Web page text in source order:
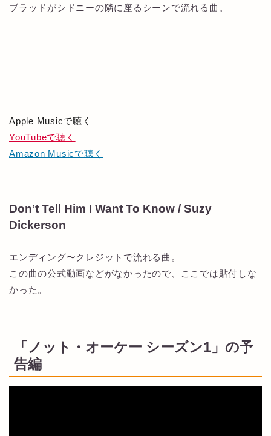
ブラッドがシドニーの隣に座るシーンで流れる曲。
Apple Musicで聴く
YouTubeで聴く
Amazon Musicで聴く
Don’t Tell Him I Want To Know / Suzy
Dickerson
エンディング〜クレジットで流れる曲。
この曲の公式動画などがなかったので、ここでは貼付しな
かった。
「ノット・オーケー シーズン1」の予
告編